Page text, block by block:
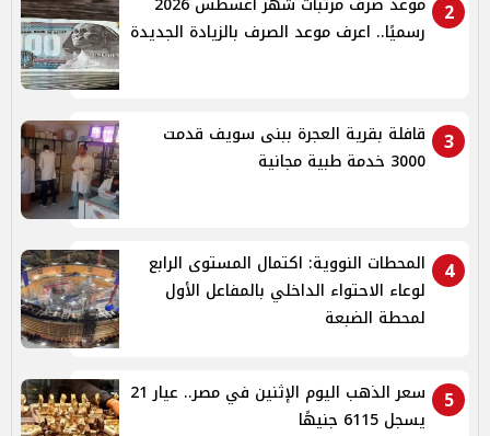
2
رسميًا.. اعرف موعد الصرف بالزيادة الجديدة
3
قافلة بقرية العجرة ببنى سويف قدمت
3000 خدمة طبية مجانية
4
المحطات النووية: اكتمال المستوى الرابع
لوعاء الاحتواء الداخلي بالمفاعل الأول
لمحطة الضبعة
5
سعر الذهب اليوم الإثنين في مصر.. عيار 21
يسجل 6115 جنيهًا